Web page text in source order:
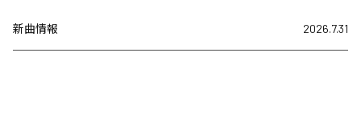
新曲情報 2026.7.31